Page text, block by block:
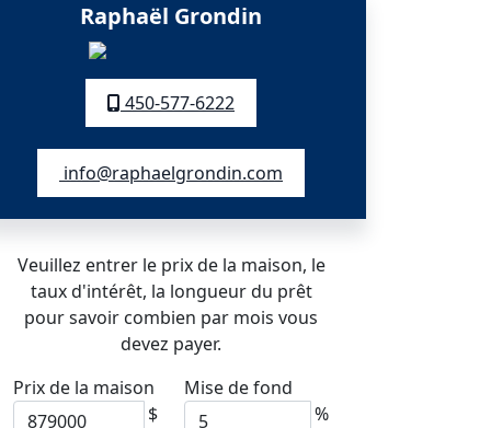
Raphaël Grondin
450-577-6222
info@raphaelgrondin.com
Veuillez entrer le prix de la maison, le
taux d'intérêt, la longueur du prêt
pour savoir combien par mois vous
devez payer.
Prix de la maison
$
Mise de fond
%